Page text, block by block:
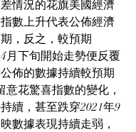
情況的花旗美國經濟
數上升代表公佈經濟
，反之，較預期
月下旬開始走勢便反覆
佈的數據持續較預期
意花驚喜指數的變化，
續，甚至跌穿2021年9
數據表現持續走弱，